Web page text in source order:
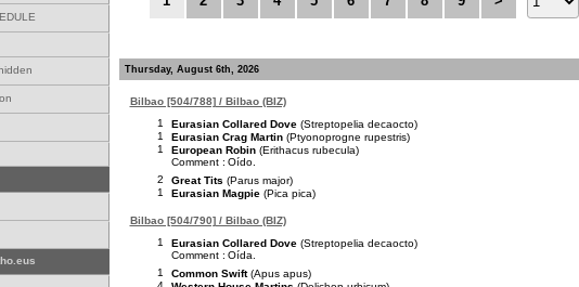
Thursday, August 6th, 2026
Bilbao [504/788] / Bilbao (BIZ)
1
Eurasian Collared Dove (Streptopelia decaocto)
1
Eurasian Crag Martin (Ptyonoprogne rupestris)
1
European Robin (Erithacus rubecula)
Comment : Oído.
2
Great Tits (Parus major)
1
Eurasian Magpie (Pica pica)
Bilbao [504/790] / Bilbao (BIZ)
1
Eurasian Collared Dove (Streptopelia decaocto)
Comment : Oída.
1
Common Swift (Apus apus)